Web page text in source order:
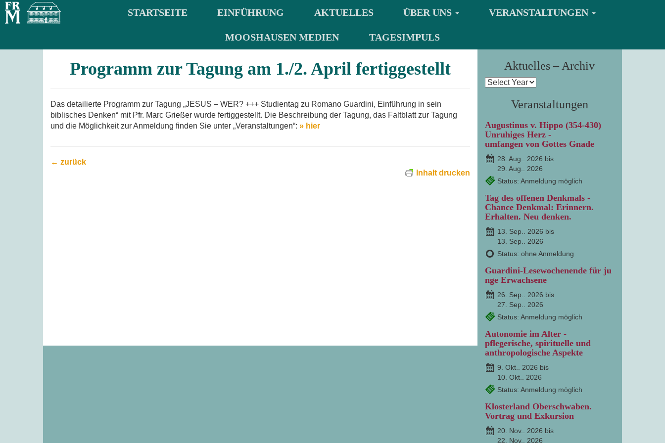
STARTSEITE EINFÜHRUNG AKTUELLES ÜBER UNS VERANSTALTUNGEN
MOOSHAUSEN MEDIEN TAGESIMPULS
Programm zur Tagung am 1./2. April fertiggestellt
Das detailierte Programm zur Tagung „JESUS – WER? +++ Studientag zu Romano Guardini, Einführung in sein
biblisches Denken“ mit Pfr. Marc Grießer wurde fertiggestellt. Die Beschreibung der Tagung, das Faltblatt zur Tagung
und die Möglichkeit zur Anmeldung finden Sie unter „Veranstaltungen“: » hier
← zurück
Inhalt drucken
Aktuelles – Archiv
Veranstaltungen
Augustinus v. Hippo (354-430)
Unruhiges Herz -
umfangen von Gottes Gnade
28. Aug.. 2026 bis
29. Aug.. 2026
Status: Anmeldung möglich
Tag des offenen Denkmals -
Chance Denkmal: Erinnern.
Erhalten. Neu denken.
13. Sep.. 2026 bis
13. Sep.. 2026
Status: ohne Anmeldung
Guardini-Lesewochenende für ju
nge Erwachsene
26. Sep.. 2026 bis
27. Sep.. 2026
Status: Anmeldung möglich
Autonomie im Alter -
pflegerische, spirituelle und
anthropologische Aspekte
9. Okt.. 2026 bis
10. Okt.. 2026
Status: Anmeldung möglich
Klosterland Oberschwaben.
Vortrag und Exkursion
20. Nov.. 2026 bis
22. Nov.. 2026